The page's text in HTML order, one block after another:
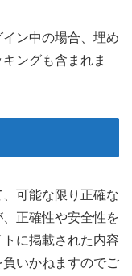
ン中の場合、埋め
ングも含まれま
可能な限り正確な
正確性や安全性を
に掲載された内容
いかねますのでご